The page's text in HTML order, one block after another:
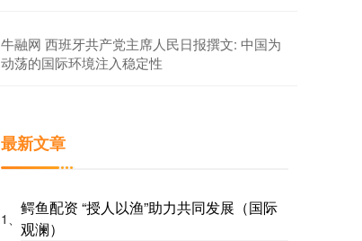
牛融网 西班牙共产党主席人民日报撰文: 中国为
动荡的国际环境注入稳定性
最新文章
1、
鳄鱼配资 “授人以渔”助力共同发展（国际
观澜）